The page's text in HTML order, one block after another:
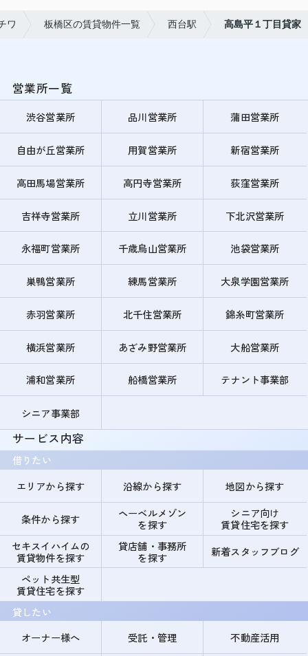
ワ 板橋区の賃貸物件一覧 西台駅 高島平１丁目貸家
営業所一覧
渋谷営業所 品川営業所 蒲田営業所
自由が丘営業所 用賀営業所 新宿営業所
高田馬場営業所 高円寺営業所 荻窪営業所
吉祥寺営業所 立川営業所 下北沢営業所
永福町営業所 千歳烏山営業所 池袋営業所
巣鴨営業所 練馬営業所 大泉学園営業所
赤羽営業所 北千住営業所 錦糸町営業所
横浜営業所 あざみ野営業所 大船営業所
浦和営業所 船橋営業所 テナント事業部
シニア事業部
サービス内容
借りたい
エリアから探す
沿線から探す 地図から探す
条件から探す
ヘーベルメゾン
を探す
シニア向け
賃貸住宅を探す
セキスイハイムの
賃貸物件を探す
貸店舗・事務所
を探す
新着スタッフブログ
ペット共生型
賃貸住宅を探す
貸したい
オーナー様へ
受託・管理 不動産活用